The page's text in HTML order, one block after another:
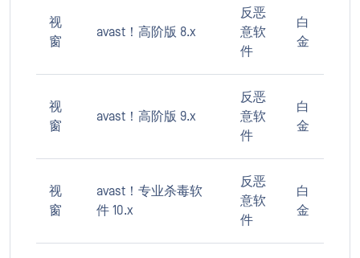
视
窗
avast！高阶版 8.x
反恶
意软
件
白
金
视
窗
avast！高阶版 9.x
反恶
意软
件
白
金
视
窗
avast！专业杀毒软
件 10.x
反恶
意软
件
白
金